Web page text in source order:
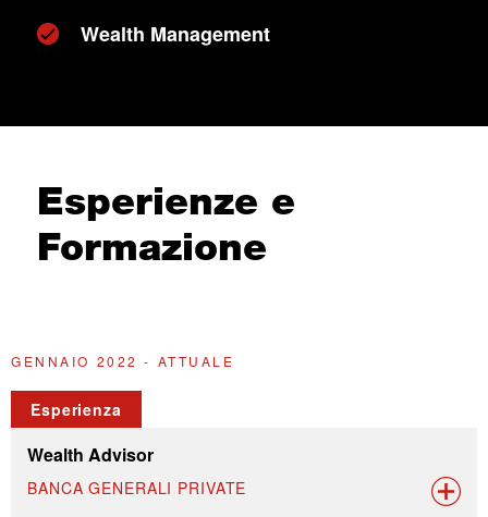
Wealth Management
Esperienze e
Formazione
GENNAIO 2022 - ATTUALE
Esperienza
Wealth Advisor
BANCA GENERALI PRIVATE